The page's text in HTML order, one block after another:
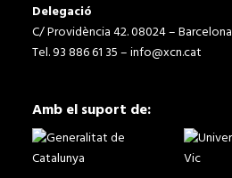
Delegació
C/ Providència 42. 08024 – Barcelona
Tel. 93 886 61 35 –info@xcn.cat
Amb el suport de: